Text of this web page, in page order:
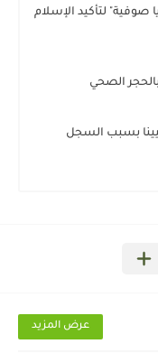
صوفية" لتأكيد الإسلام
الصحي
بسبب السجل
عرض المزيد